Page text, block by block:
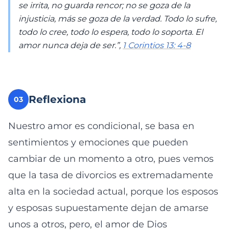
se irrita, no guarda rencor; no se goza de la
injusticia, más se goza de la verdad. Todo lo sufre,
todo lo cree, todo lo espera, todo lo soporta. El
amor nunca deja de ser.”, 1 Corintios 13: 4-8
03 Reflexiona
Nuestro amor es condicional, se basa en
sentimientos y emociones que pueden
cambiar de un momento a otro, pues vemos
que la tasa de divorcios es extremadamente
alta en la sociedad actual, porque los esposos
y esposas supuestamente dejan de amarse
unos a otros, pero, el amor de Dios